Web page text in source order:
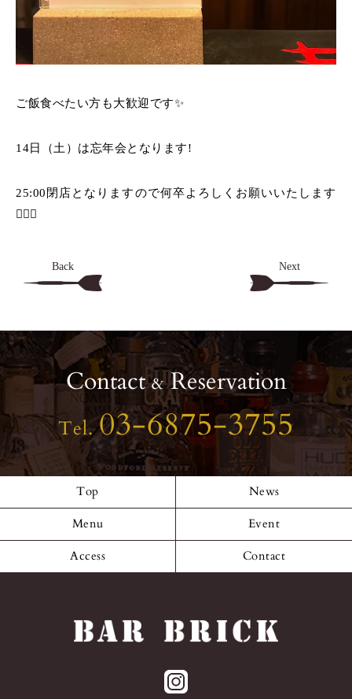
ご飯食べたい方も大歓迎です✨️
14日（土）は忘年会となります!
25:00閉店となりますので何卒よろしくお願いいたします
🙇🏻‍♂️
Back Next
Contact&Reservation
Tel.03-6875-3755
Top News
Menu Event
Access Contact